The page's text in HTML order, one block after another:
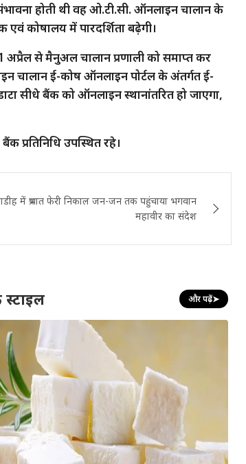
होती थी वह ओ.टी.सी. ऑनलाइन चालान के
कोषालय में पारदर्शिता बढ़ेगी।
अप्रैल से मैनुअल चालान प्रणाली को समाप्त कर
चालान ई-कोष ऑनलाइन पोर्टल के अंतर्गत ई-
सीधे बैंक को ऑनलाइन स्थानांतरित हो जाएगा,
प्रतिनिधि उपस्थित रहे।
में प्रभात फेरी निकाल जन-जन तक पहुंचाया भगवान
महावीर का संदेश
और पढ़ें➤